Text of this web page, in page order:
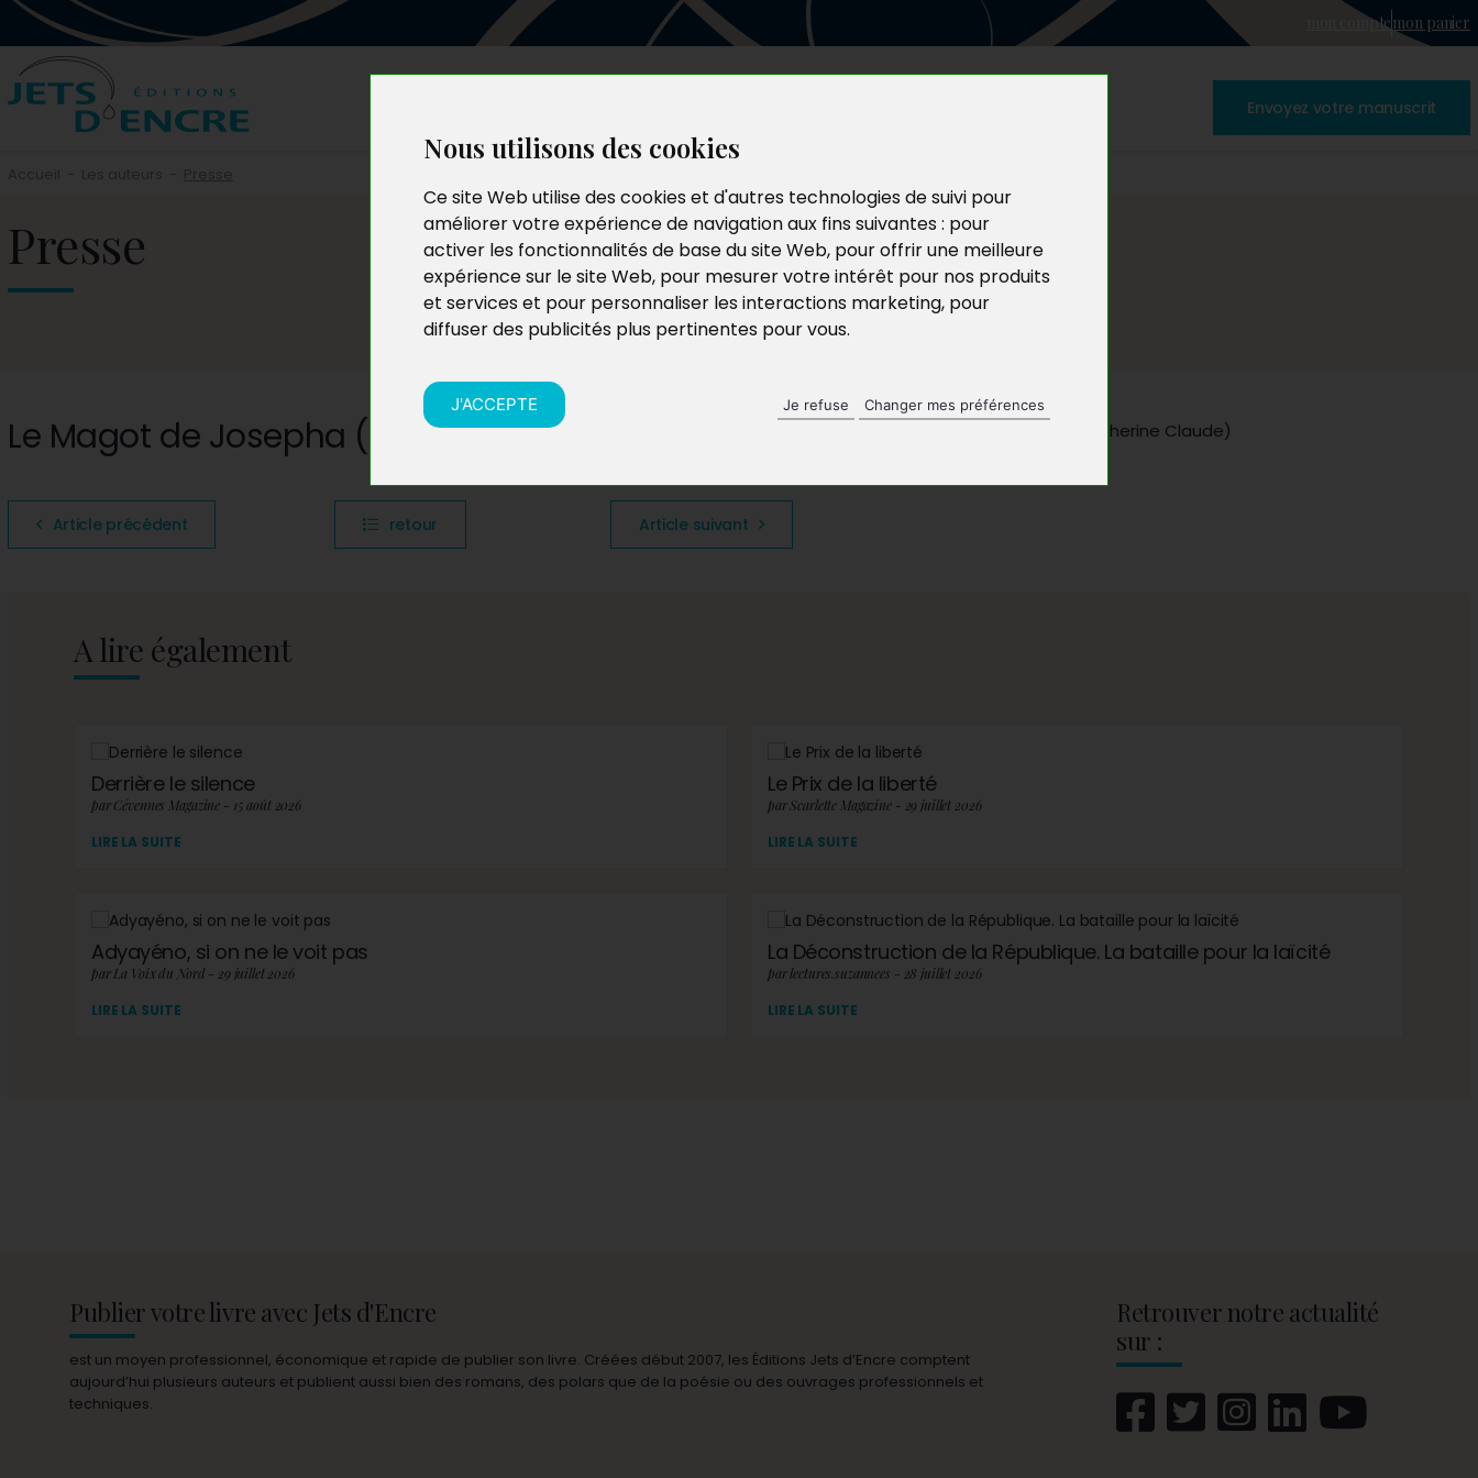
Nous utilisons des cookies
Ce site Web utilise des cookies et d'autres technologies de suivi pour
améliorer votre expérience de navigation aux fins suivantes : pour
activer les fonctionnalités de base du site Web, pour offrir une meilleure
expérience sur le site Web, pour mesurer votre intérêt pour nos produits
et services et pour personnaliser les interactions marketing, pour
diffuser des publicités plus pertinentes pour vous.
J'ACCEPTE Je refuse Changer mes préférences
mon comptemon panier
Envoyez votre manuscrit
Presse
Le Magot de Josepha (Catherine Claude)
Article précédent retour Article suivant
A lire également
Derrière le silence
par Cévennes Magazine - 15 août 2026
LIRE LA SUITE
Le Prix de la liberté
par Scarlette Magazine - 29 juillet 2026
LIRE LA SUITE
Adyayéno, si on ne le voit pas
par La Voix du Nord - 29 juillet 2026
LIRE LA SUITE
La Déconstruction de la République. La bataille pour la laïcité
par lectures.suzannees - 28 juillet 2026
LIRE LA SUITE
Publier votre livre avec Jets d'Encre
est un moyen professionnel, économique et rapide de publier son livre. Créées début 2007, les Éditions Jets d’Encre comptent
aujourd’hui plusieurs auteurs et publient aussi bien des romans, des polars que de la poésie ou des ouvrages professionnels et
techniques.
Retrouver notre actualité
sur :